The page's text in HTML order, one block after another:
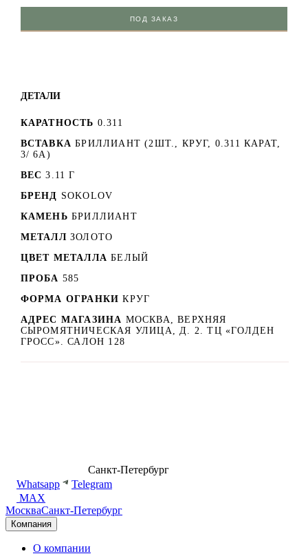
ПОД ЗАКАЗ
ДЕТАЛИ
КАРАТНОСТЬ 0.311
ВСТАВКА БРИЛЛИАНТ (2ШТ., КРУГ, 0.311 КАРАТ,
3/ 6А)
ВЕС 3.11 Г
БРЕНД SOKOLOV
КАМЕНЬ БРИЛЛИАНТ
МЕТАЛЛ ЗОЛОТО
ЦВЕТ МЕТАЛЛА БЕЛЫЙ
ПРОБА 585
ФОРМА ОГРАНКИ КРУГ
АДРЕС МАГАЗИНА МОСКВА, ВЕРХНЯЯ
СЫРОМЯТНИЧЕСКАЯ УЛИЦА, Д. 2. ТЦ «ГОЛДЕН
ГРОСС». САЛОН 128
Санкт-Петербург
Whatsapp
Telegram
MAX
МоскваСанкт-Петербург
Компания
О компании